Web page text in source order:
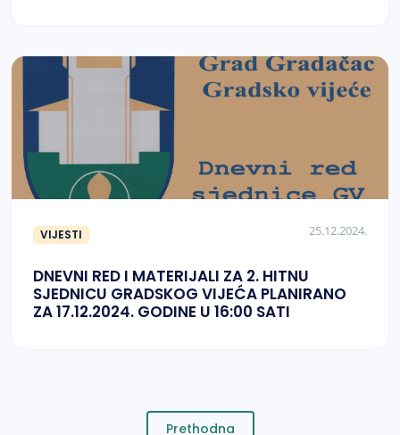
VIJESTI 25.12.2024.
DNEVNI RED I MATERIJALI ZA 2. HITNU
SJEDNICU GRADSKOG VIJEĆA PLANIRANO
ZA 17.12.2024. GODINE U 16:00 SATI
Prethodna